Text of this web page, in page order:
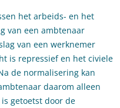
het arbeids- en het
van een ambtenaar
van een werknemer
is repressief en het civiele
de normalisering kan
daarom alleen
getoetst door de